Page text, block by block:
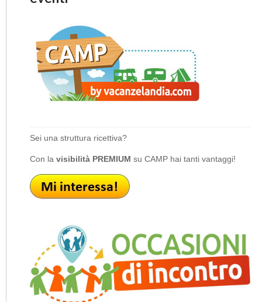
Sei una struttura ricettiva?
Con la visibilità PREMIUM su CAMP hai tanti vantaggi!